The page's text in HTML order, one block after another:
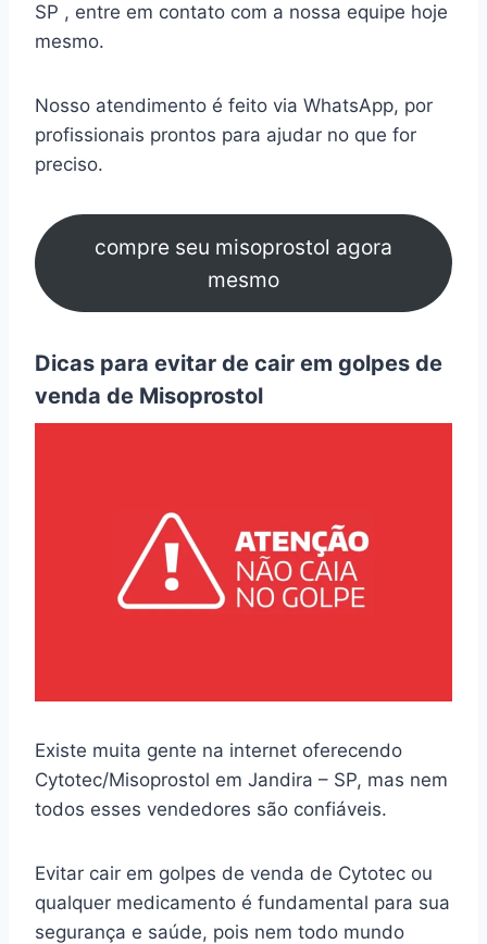
SP , entre em contato com a nossa equipe hoje
mesmo.
Nosso atendimento é feito via WhatsApp, por
profissionais prontos para ajudar no que for
preciso.
compre seu misoprostol agora
mesmo
Dicas para evitar de cair em golpes de
venda de Misoprostol
Existe muita gente na internet oferecendo
Cytotec/Misoprostol em Jandira – SP, mas nem
todos esses vendedores são confiáveis.
Evitar cair em golpes de venda de Cytotec ou
qualquer medicamento é fundamental para sua
segurança e saúde, pois nem todo mundo